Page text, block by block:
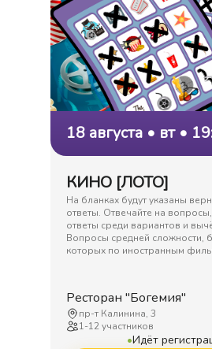
18 августа • вт •
КИНО [ЛОТО]
На бланках будут указаны
ответы. Отвечайте на
ответы среди вариантов и
Вопросы средней сложности,
которых по иностранным
Ресторан "Богемия"
пр-т Калинина, 3
1-12участников
•Идёт